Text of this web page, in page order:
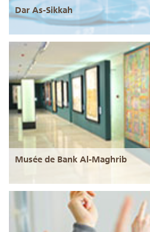
Dar As-Sikkah
Musée de Bank Al-Maghrib